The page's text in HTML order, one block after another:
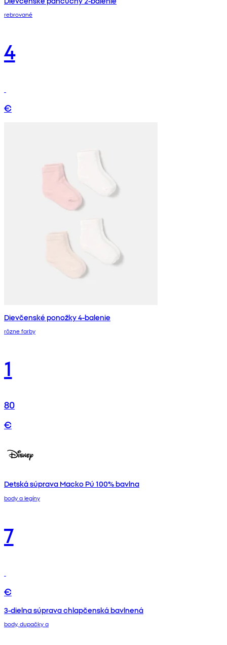
rebrované
4
€
Dievčenské ponožky 4-balenie
rôzne farby
1
80
€
Detská súprava Macko Pú 100% bavlna
body a legíny
7
€
3-dielna súprava chlapčenská bavlnená
body, dupačky a